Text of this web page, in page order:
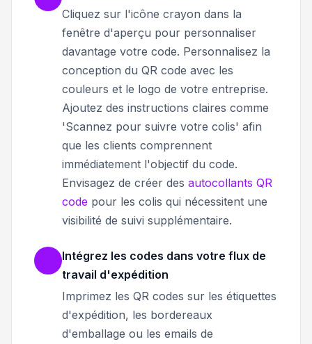
Cliquez sur l'icône crayon dans la
fenêtre d'aperçu pour personnaliser
davantage votre code. Personnalisez la
conception du QR code avec les
couleurs et le logo de votre entreprise.
Ajoutez des instructions claires comme
'Scannez pour suivre votre colis' afin
que les clients comprennent
immédiatement l'objectif du code.
Envisagez de créer des autocollants QR
code pour les colis qui nécessitent une
visibilité de suivi supplémentaire.
Intégrez les codes dans votre flux de
travail d'expédition
Imprimez les QR codes sur les étiquettes
d'expédition, les bordereaux
d'emballage ou les emails de